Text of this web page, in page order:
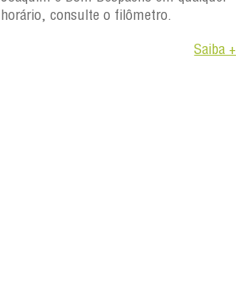
horário, consulte o filômetro.
Saiba +